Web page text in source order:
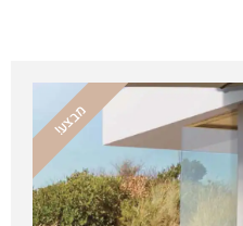
מבצע!